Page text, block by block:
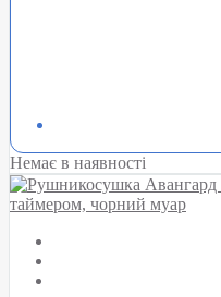
Немає в наявності